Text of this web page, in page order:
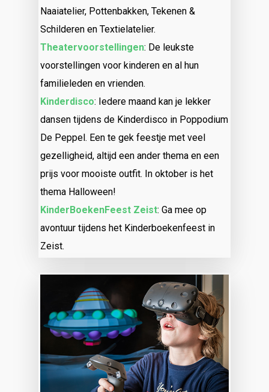
Naaiatelier, Pottenbakken, Tekenen &
Schilderen en Textielatelier.
Theatervoorstellingen: De leukste
voorstellingen voor kinderen en al hun
familieleden en vrienden.
Kinderdisco: Iedere maand kan je lekker
dansen tijdens de Kinderdisco in Poppodium
De Peppel. Een te gek feestje met veel
gezelligheid, altijd een ander thema en een
prijs voor mooiste outfit. In oktober is het
thema Halloween!
KinderBoekenFeest Zeist: Ga mee op
avontuur tijdens het Kinderboekenfeest in
Zeist.